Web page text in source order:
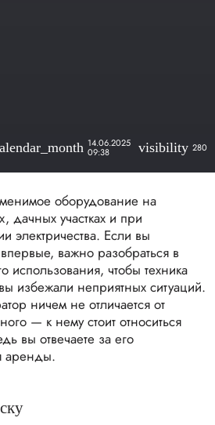
14.06.2025
09:38 visibility 280
оборудование на
дачных участках и при
электричества. Если вы
важно разобраться в
использования, чтобы техника
избежали неприятных ситуаций.
ничем не отличается от
— к нему стоит относиться
вы отвечаете за его
аренды.